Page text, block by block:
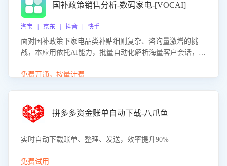
国补政策销售分析-数码家电-[VOCAI]
淘宝 | 京东 | 抖音 | 快手
面对国补政策下家电品类补贴细则复杂、咨询量激增的挑
战，本应用依托AI能力，批量自动化解析海量客户会话，精
购买意向，深度洞察决策动因。同时全面评估客服团队政策
度、客服转化能力及销售业绩。
免费开通，按量计费
拼多多资金账单自动下载-八爪鱼
实时自动下载账单、整理、发送，效率提升90%
免费试用